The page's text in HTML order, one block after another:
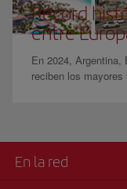
Récord
entre
En 2024, Argentina,
reciben los mayores
En la red